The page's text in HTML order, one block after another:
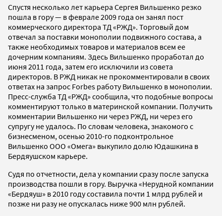
Спустя несколько лет карьера Сергея Вильшенко резко
пошла в гору — в феврале 2009 года он занял пост
коммерческого директора ТД «РЖД». Торговый дом
отвечал за поставки монополии подвижного состава, а
также необходимых товаров и материалов всем ее
дочерним компаниям. Здесь Вильшенко проработал до
июня 2011 года, затем его исключили из совета
директоров. В РЖД никак не прокомментировали в своих
ответах на запрос Forbes работу Вильшенко в монополии.
Пресс-служба ТД «РЖД» сообщила, что подобные вопросы
комментируют только в материнской компании. Получить
комментарии Вильшенко ни через РЖД, ни через его
супругу не удалось. По словам человека, знакомого с
бизнесменом, осенью 2010-го подконтрольное
Вильшенко ООО «Омега» выкупило долю Юдашкина в
Бердяушском карьере.
Судя по отчетности, дела у компании сразу после запуска
производства пошли в гору. Выручка «Нерудной компании
«Бердяуш» в 2010 году составила почти 1 млрд рублей и
позже ни разу не опускалась ниже 900 млн рублей.